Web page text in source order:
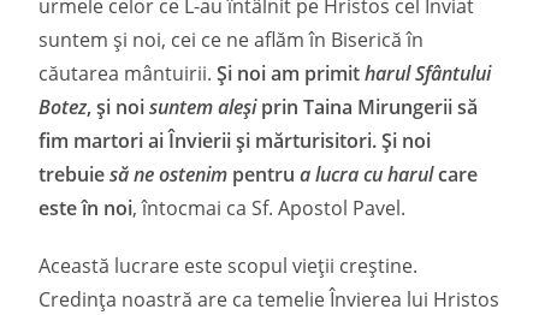
urmele celor ce L-au întâlnit pe Hristos cel Înviat
suntem și noi, cei ce ne aflăm în Biserică în
căutarea mântuirii.Și noi am primitharul Sfântului
Botez, și noisuntem aleșiprin Taina Mirungerii să
fim martori ai Învierii și mărturisitori. Și noi
trebuiesă ne ostenim pentrua lucra cu harulcare
este în noi, întocmai ca Sf. Apostol Pavel.
Această lucrare este scopul vieții creștine.
Credinţa noastră are ca temelie Învierea lui Hristos